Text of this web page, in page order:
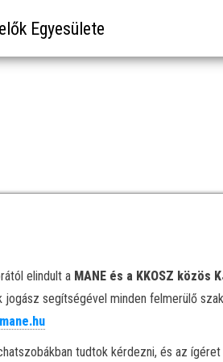
Egyesülete
elindult a MANE és a KKOSZ közös
jogász segítségével minden felmerülő
tudtok kérdezni, és az